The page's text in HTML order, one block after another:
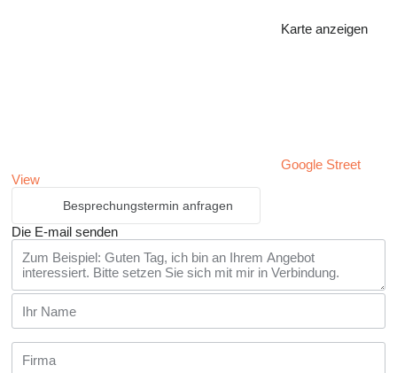
Karte anzeigen
Google Street
View
Besprechungstermin anfragen
Die E-mail senden